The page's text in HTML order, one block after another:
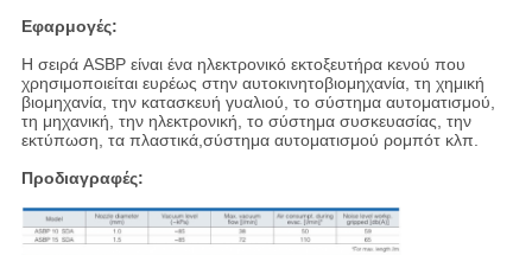
Εφαρμογές:
Η σειρά ASBP είναι ένα ηλεκτρονικό εκτοξευτήρα κενού που
χρησιμοποιείται ευρέως στην αυτοκινητοβιομηχανία, τη χημική
βιομηχανία, την κατασκευή γυαλιού, το σύστημα αυτοματισμού,
τη μηχανική, την ηλεκτρονική, το σύστημα συσκευασίας, την
εκτύπωση, τα πλαστικά,σύστημα αυτοματισμού ρομπότ κλπ.
Προδιαγραφές: